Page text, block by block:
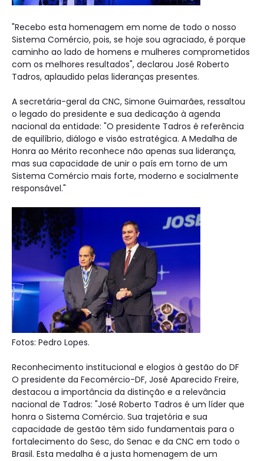
"Recebo esta homenagem em nome de todo o nosso
Sistema Comércio, pois, se hoje sou agraciado, é porque
caminho ao lado de homens e mulheres comprometidos
com os melhores resultados", declarou José Roberto
Tadros, aplaudido pelas lideranças presentes.
A secretária-geral da CNC, Simone Guimarães, ressaltou
o legado do presidente e sua dedicação à agenda
nacional da entidade: "O presidente Tadros é referência
de equilíbrio, diálogo e visão estratégica. A Medalha de
Honra ao Mérito reconhece não apenas sua liderança,
mas sua capacidade de unir o país em torno de um
Sistema Comércio mais forte, moderno e socialmente
responsável."
Fotos: Pedro Lopes.
Reconhecimento institucional e elogios à gestão do DF
O presidente da Fecomércio-DF, José Aparecido Freire,
destacou a importância da distinção e a relevância
nacional de Tadros: "José Roberto Tadros é um líder que
honra o Sistema Comércio. Sua trajetória e sua
capacidade de gestão têm sido fundamentais para o
fortalecimento do Sesc, do Senac e da CNC em todo o
Brasil. Esta medalha é a justa homenagem de um